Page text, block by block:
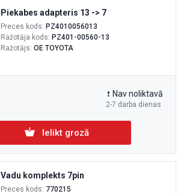
Piekabes adapteris 13 -> 7
Preces kods: PZ4010056013
Ražotāja kods: PZ401-00560-13
Ražotājs: OE TOYOTA
2-7 darba dienas
Nav noliktavā
Ielikt grozā
Vadu komplekts 7pin
Preces kods: 770215